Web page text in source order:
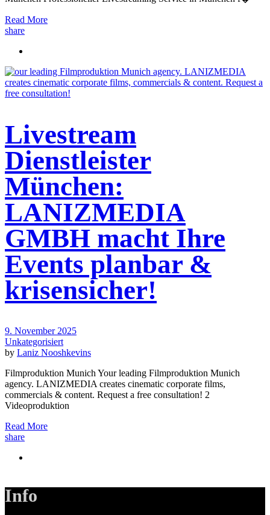
Read More
share
Livestream
Dienstleister
München:
LANIZMEDIA
GMBH macht Ihre
Events planbar &
krisensicher!
9. November 2025
Unkategorisiert
by Laniz Nooshkevins
Filmproduktion Munich Your leading Filmproduktion Munich
agency. LANIZMEDIA creates cinematic corporate films,
commercials & content. Request a free consultation! 2
Videoproduktion
Read More
share
Info